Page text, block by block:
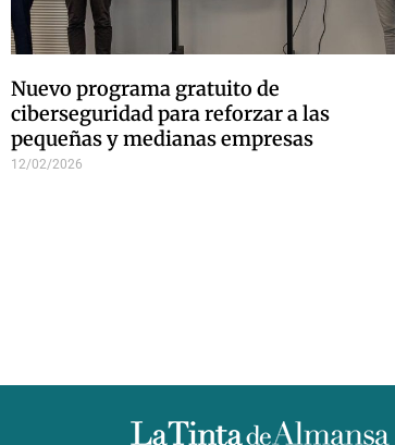
Nuevo programa gratuito de
ciberseguridad para reforzar a las
pequeñas y medianas empresas
12/02/2026